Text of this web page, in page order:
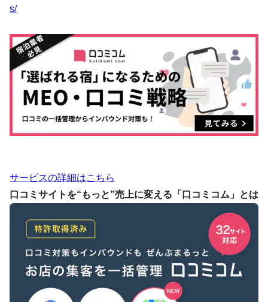
s/
サービスの詳細はこちら
口コミサイトを“もっと”売上に変える「口コミコム」とは